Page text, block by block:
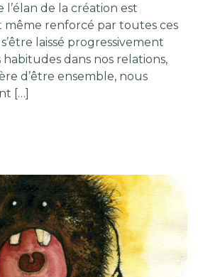
de la création est
renforcé par toutes ces
laissé progressivement
dans nos relations,
d’être ensemble, nous
[…]